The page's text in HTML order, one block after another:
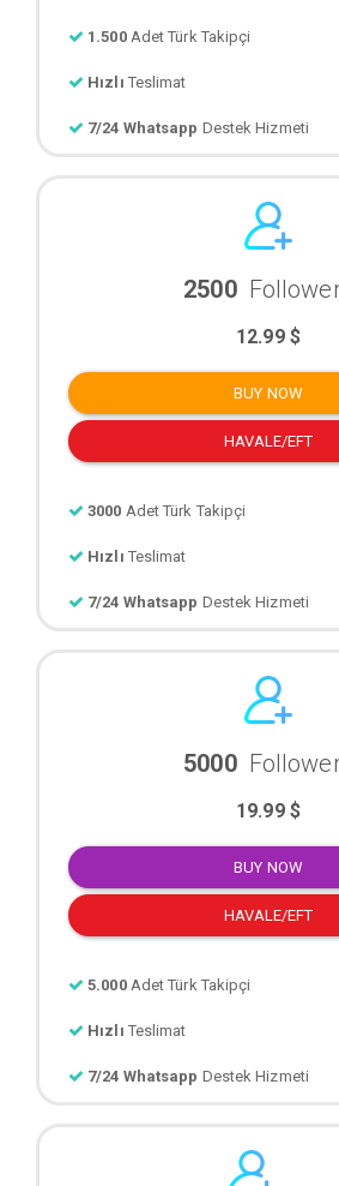
1.500 Adet Türk Takipçi
Hızlı Teslimat
7/24 Whatsapp Destek
2500
12.99 $
BUY NOW
HAVALE/EFT
3000 Adet Türk Takipçi
Hızlı Teslimat
7/24 Whatsapp Destek
5000
19.99 $
BUY NOW
HAVALE/EFT
5.000 Adet Türk Takipçi
Hızlı Teslimat
7/24 Whatsapp Destek